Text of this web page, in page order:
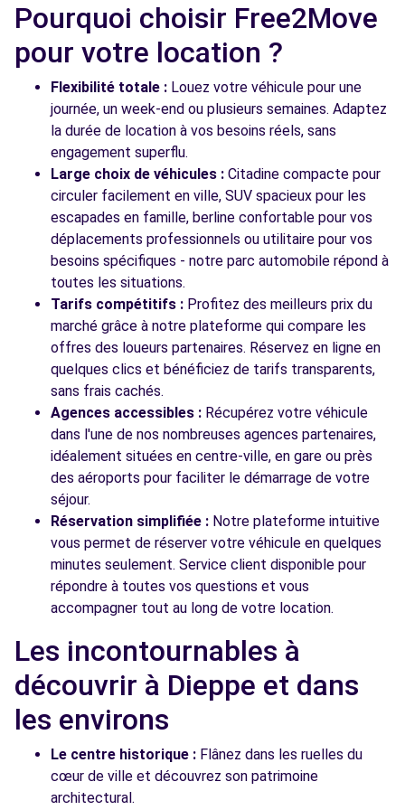
Pourquoi choisir Free2Move
pour votre location ?
Flexibilité totale : Louez votre véhicule pour une
journée, un week-end ou plusieurs semaines. Adaptez
la durée de location à vos besoins réels, sans
engagement superflu.
Large choix de véhicules : Citadine compacte pour
circuler facilement en ville, SUV spacieux pour les
escapades en famille, berline confortable pour vos
déplacements professionnels ou utilitaire pour vos
besoins spécifiques - notre parc automobile répond à
toutes les situations.
Tarifs compétitifs : Profitez des meilleurs prix du
marché grâce à notre plateforme qui compare les
offres des loueurs partenaires. Réservez en ligne en
quelques clics et bénéficiez de tarifs transparents,
sans frais cachés.
Agences accessibles : Récupérez votre véhicule
dans l'une de nos nombreuses agences partenaires,
idéalement situées en centre-ville, en gare ou près
des aéroports pour faciliter le démarrage de votre
séjour.
Réservation simplifiée : Notre plateforme intuitive
vous permet de réserver votre véhicule en quelques
minutes seulement. Service client disponible pour
répondre à toutes vos questions et vous
accompagner tout au long de votre location.
Les incontournables à
découvrir à Dieppe et dans
les environs
Le centre historique : Flânez dans les ruelles du
cœur de ville et découvrez son patrimoine
architectural.